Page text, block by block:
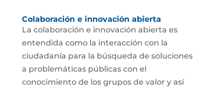
Colaboración e innovación abierta
La colaboración e innovación abierta es
entendida como la interacción con la
ciudadanía para la búsqueda de soluciones
a problemáticas públicas con el
conocimiento de los grupos de valor y así